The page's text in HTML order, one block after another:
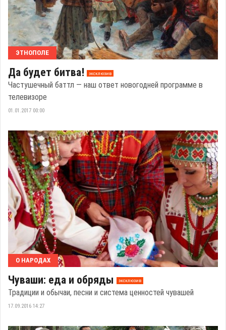
ЭТНОПОЛЕ
Да будет битва! эксклюзив
Частушечный баттл — наш ответ новогодней программе в
телевизоре
01.01.2017 00:00
О НАРОДАХ
Чуваши: еда и обряды эксклюзив
Традиции и обычаи, песни и система ценностей чувашей
17.09.2016 14:27